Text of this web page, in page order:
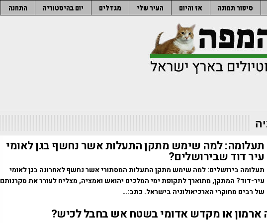
סיפור תמונה אז והיום העיר שלי מגדלים יום בהיסטוריה התחנה
תעלומה: למה שימש מתקן התעלות אשר נחשף בגן לאומי
עיר דוד שבירושלים?
תעלומה בירושלים: למה שימש מתקן התעלות המסתורי אשר נחשף לאחרונה בגן לאומי
עיר-דוד? המתקן, מתוארך לתקופת ימי המלכים יהואש ואמציה, מצליח לעורר את סקרנותם
של רבים מחוקרי הארכיאולוגיה בישראל. כתב:…
או מקדש אדומי בשטח אש בחבל לכיש?